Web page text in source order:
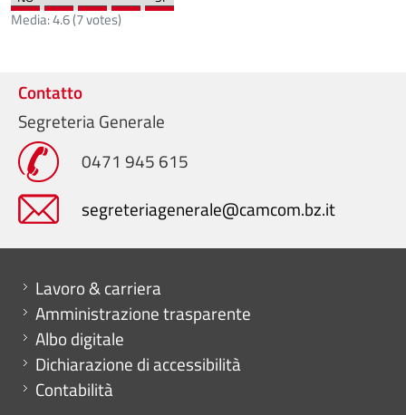
Media:4.6(7votes)
Contatto
Segreteria Generale
0471 945 615
segreteriagenerale@camcom.bz.it
Mini menu di servizio
Lavoro & carriera
Amministrazione trasparente
Albo digitale
Dichiarazione di accessibilità
Contabilità